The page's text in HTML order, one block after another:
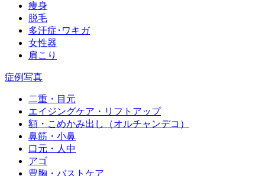
痩身
脱毛
多汗症･ワキガ
女性器
肩こり
症例写真
二重・目元
エイジングケア・リフトアップ
額・こめかみ出し（オルチャンデコ）
鼻筋・小鼻
口元・人中
アゴ
豊胸・バストケア